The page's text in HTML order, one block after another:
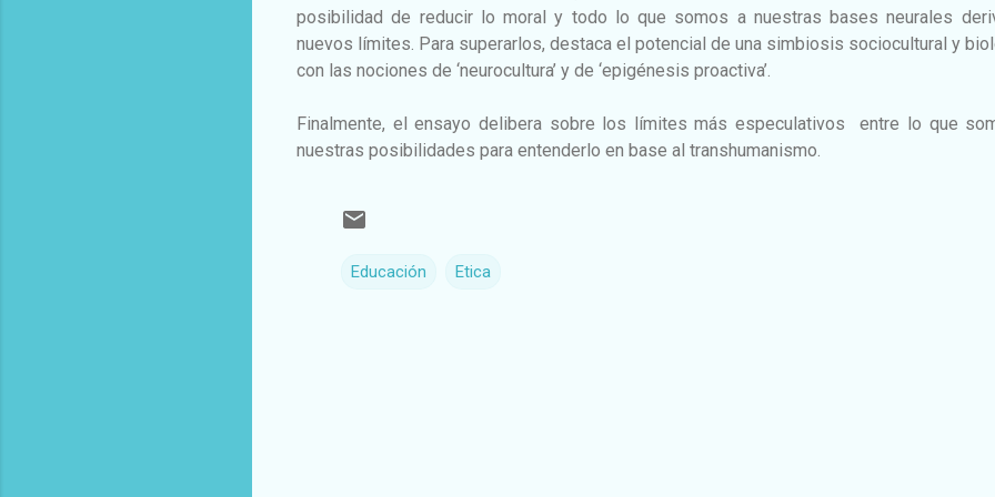
posibilidad de reducir lo moral y todo lo que somos a nuestras bases neurales
nuevos límites. Para superarlos, destaca el potencial de una simbiosis sociocultural y
con las nociones de ‘neurocultura’ y de ‘epigénesis proactiva’.
Finalmente, el ensayo delibera sobre los límites más especulativos entre lo que
nuestras posibilidades para entenderlo en base al transhumanismo.
Educación Etica